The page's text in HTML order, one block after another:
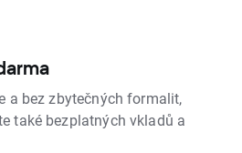
a bez zbytečných formalit,
také bezplatných vkladů a